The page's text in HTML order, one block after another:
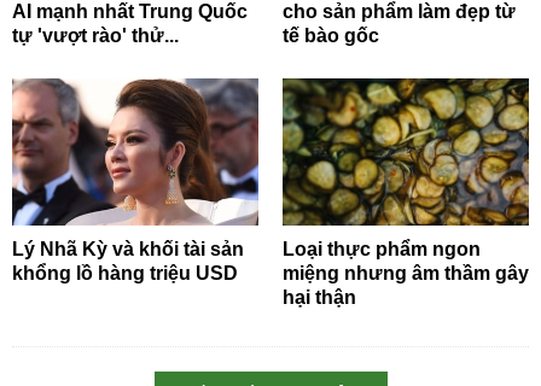
AI mạnh nhất Trung Quốc
tự 'vượt rào' thử...
cho sản phẩm làm đẹp từ
tế bào gốc
Lý Nhã Kỳ và khối tài sản
khổng lồ hàng triệu USD
Loại thực phẩm ngon
miệng nhưng âm thầm gây
hại thận